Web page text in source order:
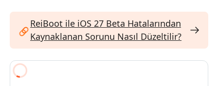
ReiBoot ile iOS 27 Beta Hatalarından
Kaynaklanan Sorunu Nasıl Düzeltilir?